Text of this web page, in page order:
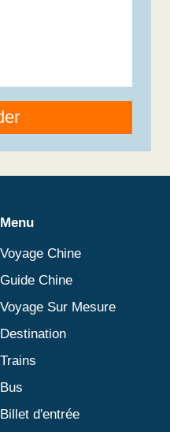
Menu
Voyage Chine
Guide Chine
Voyage Sur Mesure
Destination
Trains
Bus
Billet d'entrée